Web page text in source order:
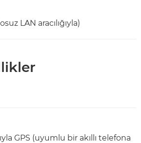
LAN aracılığıyla)
GPS (uyumlu bir akıllı telefona